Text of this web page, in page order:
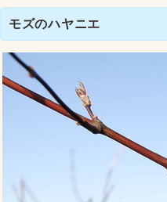
モズのハヤニエ